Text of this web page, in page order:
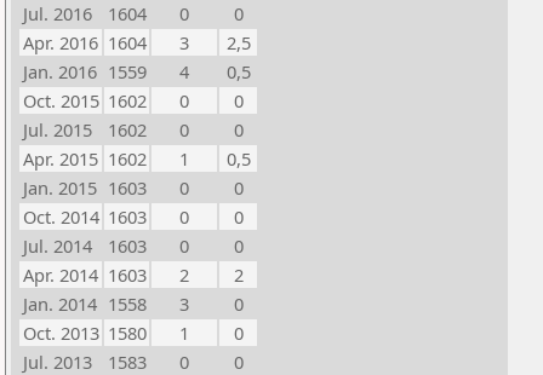
Jul. 2016
1604 0
0
Apr. 2016 1604 3
2,5
Jan. 2016 1559 4
0,5
Oct. 2015 1602 0
0
Jul. 2015
1602 0
0
Apr. 2015 1602 1
0,5
Jan. 2015 1603 0
0
Oct. 2014 1603 0
0
Jul. 2014
1603 0
0
Apr. 2014 1603 2
2
Jan. 2014 1558 3
0
Oct. 2013 1580 1
0
Jul. 2013
1583 0
0